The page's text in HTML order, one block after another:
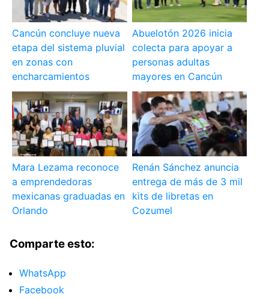
Cancún concluye nueva
etapa del sistema pluvial
en zonas con
encharcamientos
Abuelotón 2026 inicia
colecta para apoyar a
personas adultas
mayores en Cancún
Mara Lezama reconoce
a emprendedoras
mexicanas graduadas en
Orlando
Renán Sánchez anuncia
entrega de más de 3 mil
kits de libretas en
Cozumel
Comparte esto:
WhatsApp
Facebook